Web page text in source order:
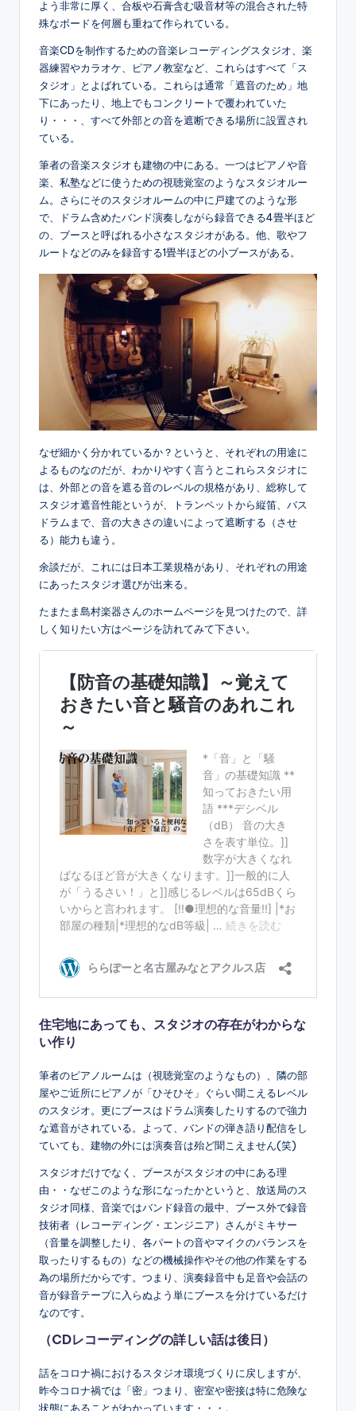
よう非常に厚く、合板や石膏含む吸音材等の混合された特
殊なボードを何層も重ねて作られている。
音楽CDを制作するための音楽レコーディングスタジオ、楽
器練習やカラオケ、ピアノ教室など、これらはすべて「ス
タジオ」とよばれている。これらは通常「遮音のため」地
下にあったり、地上でもコンクリートで覆われていた
り・・・、すべて外部との音を遮断できる場所に設置され
ている。
筆者の音楽スタジオも建物の中にある。一つはピアノや音
楽、私塾などに使うための視聴覚室のようなスタジオルー
ム。さらにそのスタジオルームの中に戸建てのような形
で、ドラム含めたバンド演奏しながら録音できる4畳半ほど
の、ブースと呼ばれる小さなスタジオがある。他、歌やフ
ルートなどのみを録音する1畳半ほどの小ブースがある。
なぜ細かく分かれているか？というと、それぞれの用途に
よるものなのだが、わかりやすく言うとこれらスタジオに
は、外部との音を遮る音のレベルの規格があり、総称して
スタジオ遮音性能というが、トランペットから縦笛、バス
ドラムまで、音の大きさの違いによって遮断する（させ
る）能力も違う。
余談だが、これには日本工業規格があり、それぞれの用途
にあったスタジオ選びが出来る。
たまたま島村楽器さんのホームページを見つけたので、詳
しく知りたい方はページを訪れてみて下さい。
住宅地にあっても、スタジオの存在がわからな
い作り
筆者のピアノルームは（視聴覚室のようなもの）、隣の部
屋やご近所にピアノが「ひそひそ」ぐらい聞こえるレベル
のスタジオ。更にブースはドラム演奏したりするので強力
な遮音がされている。よって、バンドの弾き語り配信をし
ていても、建物の外には演奏音は殆ど聞こえません(笑)
スタジオだけでなく、ブースがスタジオの中にある理
由・・なぜこのような形になったかというと、放送局のス
タジオ同様、音楽ではバンド録音の最中、ブース外で録音
技術者（レコーディング・エンジニア）さんがミキサー
（音量を調整したり、各パートの音やマイクのバランスを
取ったりするもの）などの機械操作やその他の作業をする
為の場所だからです。つまり、演奏録音中も足音や会話の
音が録音テープに入らぬよう単にブースを分けているだけ
なのです。
（CDレコーディングの詳しい話は後日）
話をコロナ禍におけるスタジオ環境づくりに戻しますが、
昨今コロナ禍では「密」つまり、密室や密接は特に危険な
状態にあることがわかっています・・・。